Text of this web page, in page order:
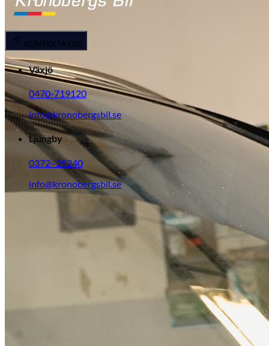
KONTAKTA OSS
Växjö
0470-719120
info@kronobergsbil.se
Ljungby
0372–25240
info@kronobergsbil.se